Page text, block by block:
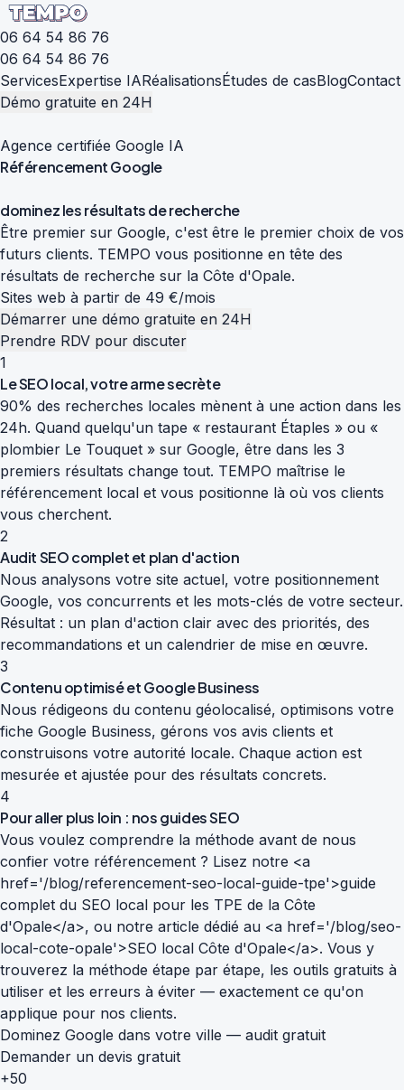
06 64 54 86 76
06 64 54 86 76
ServicesExpertise IARéalisationsÉtudes de casBlogContact
Démo gratuite en 24H
Agence certifiée Google IA
RéférencementGoogle
dominezlesrésultatsderecherche
Être premier sur Google, c'est être le premier choix de vos
futurs clients. TEMPO vous positionne en tête des
résultats de recherche sur la Côte d'Opale.
Sites web à partir de 49 €/mois
Démarrer une démo gratuite en 24H
Prendre RDV pour discuter
1
Le SEO local, votre arme secrète
90% des recherches locales mènent à une action dans les
24h. Quand quelqu'un tape « restaurant Étaples » ou «
plombier Le Touquet » sur Google, être dans les 3
premiers résultats change tout. TEMPO maîtrise le
référencement local et vous positionne là où vos clients
vous cherchent.
2
Audit SEO complet et plan d'action
Nous analysons votre site actuel, votre positionnement
Google, vos concurrents et les mots-clés de votre secteur.
Résultat : un plan d'action clair avec des priorités, des
recommandations et un calendrier de mise en œuvre.
3
Contenu optimisé et Google Business
Nous rédigeons du contenu géolocalisé, optimisons votre
fiche Google Business, gérons vos avis clients et
construisons votre autorité locale. Chaque action est
mesurée et ajustée pour des résultats concrets.
4
Pour aller plus loin : nos guides SEO
Vous voulez comprendre la méthode avant de nous
confier votre référencement ? Lisez notre <a
href='/blog/referencement-seo-local-guide-tpe'>guide
complet du SEO local pour les TPE de la Côte
d'Opale</a>, ou notre article dédié au <a href='/blog/seo-
local-cote-opale'>SEO local Côte d'Opale</a>. Vous y
trouverez la méthode étape par étape, les outils gratuits à
utiliser et les erreurs à éviter — exactement ce qu'on
applique pour nos clients.
Dominez Google dans votre ville — audit gratuit
Demander un devis gratuit
+50